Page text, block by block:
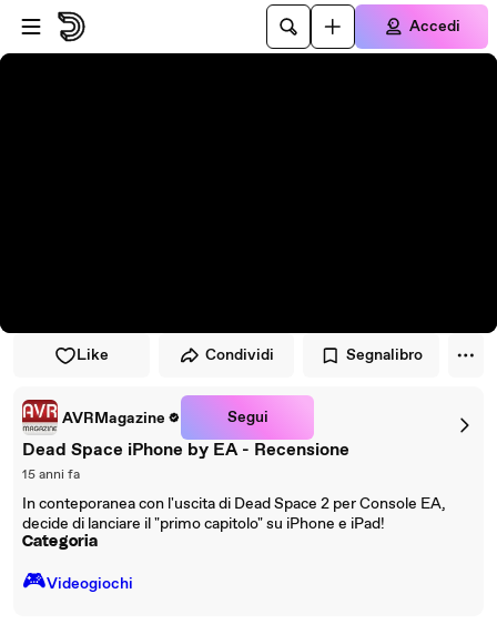
Vai al lettore
Passa al contenuto principale
Accedi
Like Condividi Segnalibro
AVRMagazine Segui
Dead Space iPhone by EA - Recensione
15 anni fa
In conteporanea con l'uscita di Dead Space 2 per Console EA,
decide di lanciare il "primo capitolo" su iPhone e iPad!
Categoria
🎮️Videogiochi